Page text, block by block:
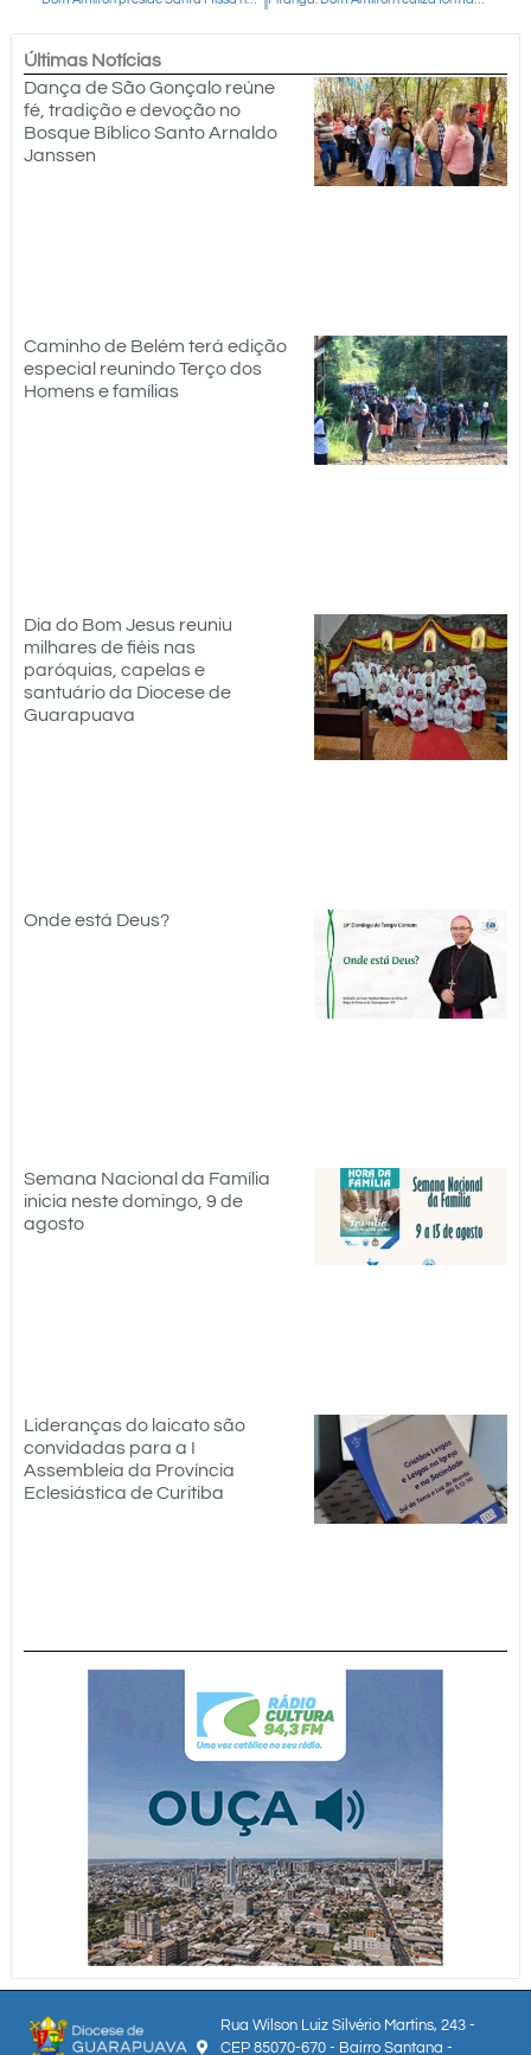
Últimas Notícias
Dança de São Gonçalo reúne
fé, tradição e devoção no
Bosque Bíblico Santo Arnaldo
Janssen
Caminho de Belém terá edição
especial reunindo Terço dos
Homens e famílias
Dia do Bom Jesus reuniu
milhares de fiéis nas
paróquias, capelas e
santuário da Diocese de
Guarapuava
Onde está Deus?
Semana Nacional da Família
inicia neste domingo, 9 de
agosto
Lideranças do laicato são
convidadas para a I
Assembleia da Província
Eclesiástica de Curitiba
Rua Wilson Luiz Silvério Martins, 243 -
CEP 85070-670 - Bairro Santana -